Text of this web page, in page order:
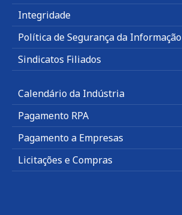
Integridade
Política de Segurança da Informação
Sindicatos Filiados
Calendário da Indústria
Pagamento RPA
Pagamento a Empresas
Licitações e Compras